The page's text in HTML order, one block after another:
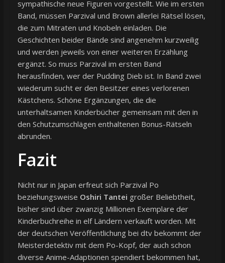
sympathische neue Figuren vorgestellt. Wie im ersten
Band, müssen Parzival und Brown allerlei Rätsel lösen,
die zum Mitraten und Knobeln einladen. Die
Geschichten beider Bände sind angenehm kurzweilig
und werden jeweils von einer weiteren Erzählung
ergänzt. So muss Parzival im ersten Band
herausfinden, wer der Pudding Dieb ist. In Band zwei
wiederum sucht er den Besitzer eines verlorenen
Kästchens. Schöne Ergänzungen, die die
unterhaltsamen Kinderbücher gemeinsam mit den in
den Schutzumschlägen enthaltenen Bonus-Rätseln
abrunden.
Fazit
Nicht nur in Japan erfreut sich Parzival Po
beziehungsweise Oshiri Tantei großer Beliebtheit,
bisher sind über zwanzig Millionen Exemplare der
Kinderbuchreihe in elf Ländern verkauft worden. Mit
der deutschen Veröffentlichung bei dtv bekommt der
Meisterdetektiv mit dem Po-Kopf, der auch schon
diverse Anime-Adaptionen spendiert bekommen hat,